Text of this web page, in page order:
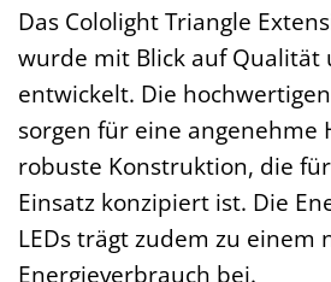
Das Cololight Triangle
wurde mit Blick auf Qualität
entwickelt. Die
sorgen für eine angenehme
robuste Konstruktion, die
Einsatz konzipiert ist. Die
LEDs trägt zudem zu einem
Energieverbrauch bei.